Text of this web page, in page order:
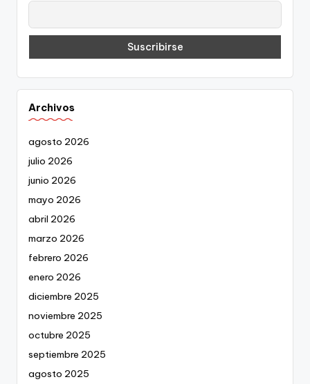
Archivos
agosto 2026
julio 2026
junio 2026
mayo 2026
abril 2026
marzo 2026
febrero 2026
enero 2026
diciembre 2025
noviembre 2025
octubre 2025
septiembre 2025
agosto 2025